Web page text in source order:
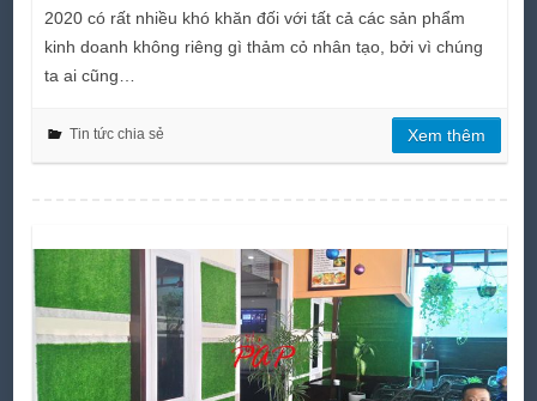
2020 có rất nhiều khó khăn đối với tất cả các sản phẩm
kinh doanh không riêng gì thảm cỏ nhân tạo, bởi vì chúng
ta ai cũng…
Tin tức chia sẻ Xem thêm